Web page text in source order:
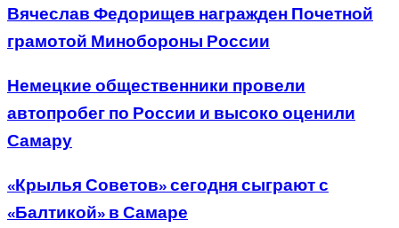
Вячеслав Федорищев награжден Почетной
грамотой Минобороны России
Немецкие общественники провели
автопробег по России и высоко оценили
Самару
«Крылья Советов» сегодня сыграют с
«Балтикой» в Самаре